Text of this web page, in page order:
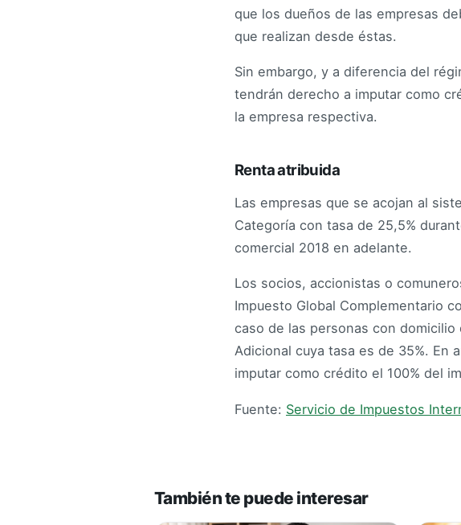
que los dueños de las empresas
que realizan desde éstas.
Sin embargo, y a diferencia del
tendrán derecho a imputar como
la empresa respectiva.
Renta atribuida
Las empresas que se acojan al
Categoría con tasa de 25,5%
comercial 2018 en adelante.
Los socios, accionistas o
Impuesto Global Complementario
caso de las personas con
Adicional cuya tasa es de 35%. En
imputar como crédito el 100% del
Fuente: Servicio de Impuestos
También te puede interesar